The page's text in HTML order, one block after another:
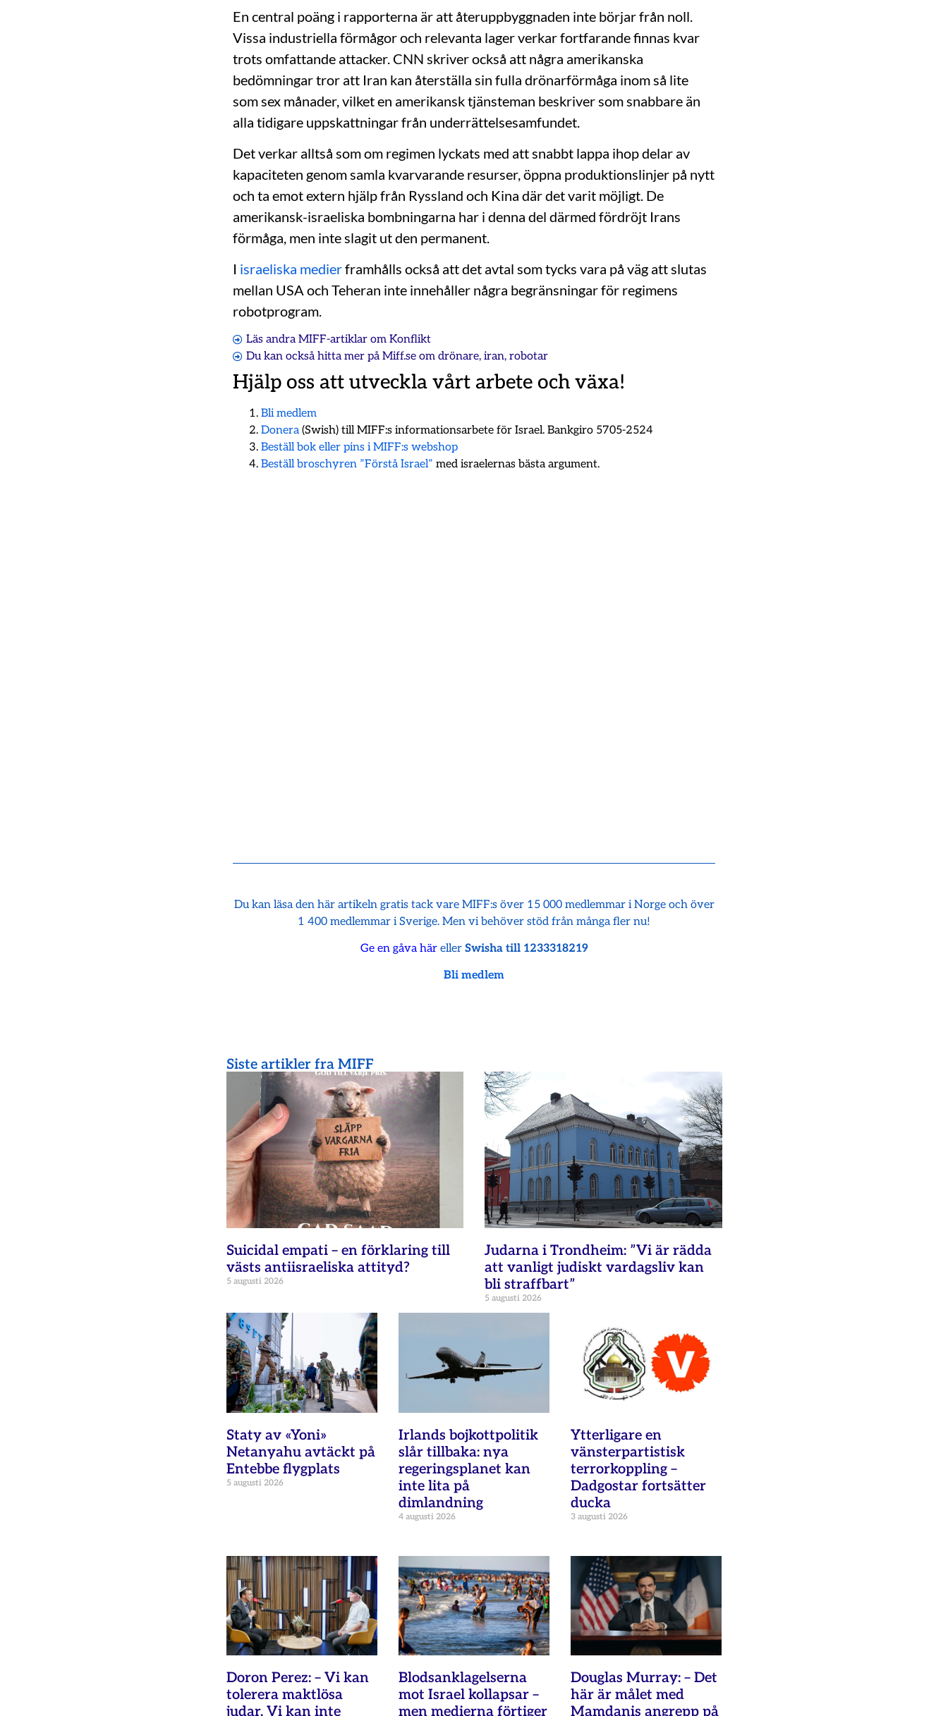
En central poäng i rapporterna är att återuppbyggnaden inte börjar från noll.
Vissa industriella förmågor och relevanta lager verkar fortfarande finnas kvar
trots omfattande attacker. CNN skriver också att några amerikanska
bedömningar tror att Iran kan återställa sin fulla drönarförmåga inom så lite
som sex månader, vilket en amerikansk tjänsteman beskriver som snabbare än
alla tidigare uppskattningar från underrättelsesamfundet.
Det verkar alltså som om regimen lyckats med att snabbt lappa ihop delar av
kapaciteten genom samla kvarvarande resurser, öppna produktionslinjer på nytt
och ta emot extern hjälp från Ryssland och Kina där det varit möjligt. De
amerikansk-israeliska bombningarna har i denna del därmed fördröjt Irans
förmåga, men inte slagit ut den permanent.
I israeliska medierframhålls också att det avtal som tycks vara på väg att slutas
mellan USA och Teheran inte innehåller några begränsningar för regimens
robotprogram.
Läs andra MIFF-artiklar om Konflikt
Du kan också hitta mer på Miff.se om drönare, iran, robotar
Hjälp oss att utveckla vårt arbete och växa!
Bli medlem
Donera (Swish) till MIFF:s informationsarbete för Israel. Bankgiro 5705-2524
Beställ bok eller pins i MIFF:s webshop
Beställ broschyren ”Förstå Israel” med israelernas bästa argument.
Du kan läsa den här artikeln gratis tack vare MIFF:s över 15 000 medlemmar i Norge och över
1 400 medlemmar i Sverige. Men vi behöver stöd från många fler nu!
Ge en gåva häreller Swisha till 1233318219
Bli medlem
Siste artikler fra MIFF
Suicidal empati – en förklaring till
västs antiisraeliska attityd?
5 augusti 2026
Judarna i Trondheim: ”Vi är rädda
att vanligt judiskt vardagsliv kan
bli straffbart”
5 augusti 2026
Staty av «Yoni»
Netanyahu avtäckt på
Entebbe flygplats
5 augusti 2026
Irlands bojkottpolitik
slår tillbaka: nya
regeringsplanet kan
inte lita på
dimlandning
4 augusti 2026
Ytterligare en
vänsterpartistisk
terrorkoppling –
Dadgostar fortsätter
ducka
3 augusti 2026
Doron Perez: – Vi kan
tolerera maktlösa
judar. Vi kan inte
Blodsanklagelserna
mot Israel kollapsar –
men medierna förtiger
Douglas Murray: – Det
här är målet med
Mamdanis angrepp på